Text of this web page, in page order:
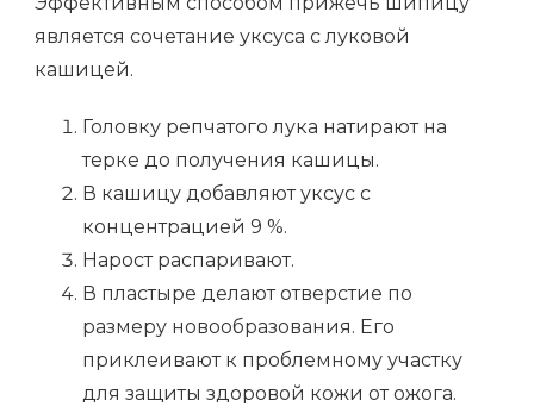
является сочетание уксуса с луковой
кашицей.
Головку репчатого лука натирают на
терке до получения кашицы.
В кашицу добавляют уксус с
концентрацией 9 %.
Нарост распаривают.
В пластыре делают отверстие по
размеру новообразования. Его
приклеивают к проблемному участку
для защиты здоровой кожи от ожога.